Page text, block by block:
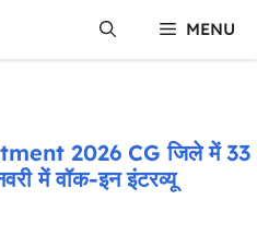
MENU
2026 CG जिले में 33
में वॉक-इन इंटरव्यू